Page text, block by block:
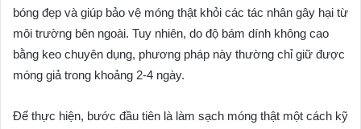
bóng đẹp và giúp bảo vệ móng thật khỏi các tác nhân gây hại từ
môi trường bên ngoài. Tuy nhiên, do độ bám dính không cao
bằng keo chuyên dụng, phương pháp này thường chỉ giữ được
móng giả trong khoảng 2-4 ngày.
Để thực hiện, bước đầu tiên là làm sạch móng thật một cách kỹ